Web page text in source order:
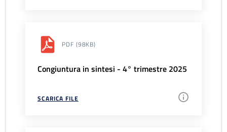
PDF (98KB)
Congiuntura in sintesi - 4° trimestre 2025
SCARICA FILE